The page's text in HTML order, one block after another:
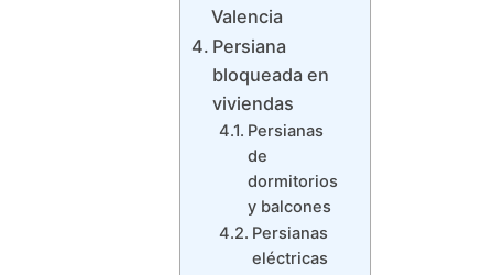
Valencia
Persiana
bloqueada en
viviendas
Persianas
de
dormitorios
y balcones
Persianas
eléctricas